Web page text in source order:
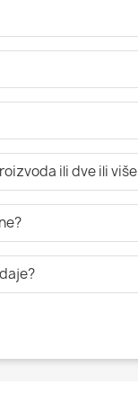
ili dve ili